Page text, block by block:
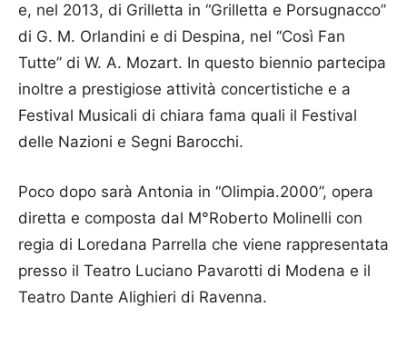
e, nel 2013, di Grilletta in “Grilletta e Porsugnacco”
di G. M. Orlandini e di Despina, nel “Così Fan
Tutte” di W. A. Mozart. In questo biennio partecipa
inoltre a prestigiose attività concertistiche e a
Festival Musicali di chiara fama quali il Festival
delle Nazioni e Segni Barocchi.
Poco dopo sarà Antonia in “Olimpia.2000”, opera
diretta e composta dal M°Roberto Molinelli con
regia di Loredana Parrella che viene rappresentata
presso il Teatro Luciano Pavarotti di Modena e il
Teatro Dante Alighieri di Ravenna.